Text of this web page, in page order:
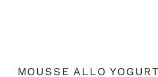
MOUSSE ALLO